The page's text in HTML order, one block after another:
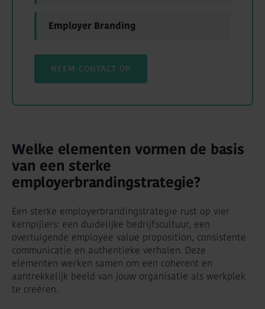
Employer Branding
NEEM CONTACT OP
Welke elementen vormen de basis
van een sterke
employerbrandingstrategie?
Een sterke employerbrandingstrategie rust op vier
kernpijlers: een duidelijke bedrijfscultuur, een
overtuigende employee value proposition, consistente
communicatie en authentieke verhalen. Deze
elementen werken samen om een coherent en
aantrekkelijk beeld van jouw organisatie als werkplek
te creëren.